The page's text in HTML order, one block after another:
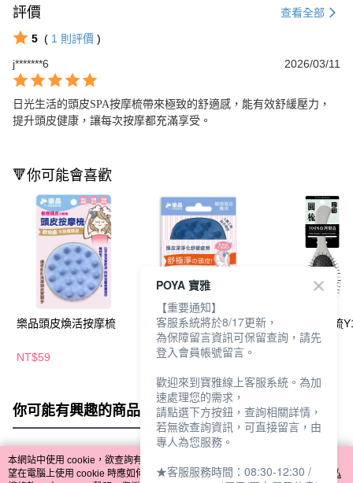
評價 查看全部
5 ( 1 則評價 )
j*******6
2026/03/11
日光生活的頭皮SPA按摩梳帶來極致的舒適感，能有效舒緩壓力，
提升頭皮健康，讓每次按摩都充滿享受。
🔻你可能會喜歡
樂品頭皮煥活按摩梳
NT$59
樂品頭皮按摩SPA刷
NT$55
涼感鐵針按摩梳
你可能有興趣的商品 全站排行
熱門標籤
本網站中使用 cookie，欲查詢有關本網站使用 cookie 方式之詳情，及若您不希
望在電腦上使用 cookie 時應如何變更電腦的 cookie 設定，請參閱本網站「
隱私
POYA 寶雅
【重要通知】
客服系統將於8/17更新，
為保障留言資訊可保留查詢，請先
登入會員帳號留言。
歡迎來到寶雅線上客服系統。為加
速處理您的需求，
請點選下方按鈕，查詢相關詳情，
若無欲查詢資訊，可直接留言，由
專人為您服務。
★客服服務時間：08:30-12:30 /